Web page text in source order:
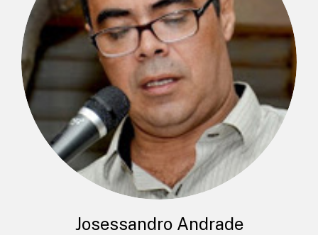
Josessandro Andrade